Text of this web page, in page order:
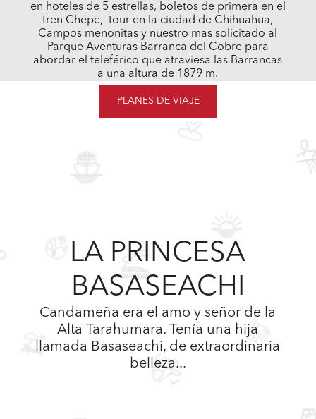
en hoteles de 5 estrellas, boletos de primera en el
tren Chepe, tour en la ciudad de Chihuahua,
Campos menonitas y nuestro mas solicitado al
Parque Aventuras Barranca del Cobre para
abordar el teleférico que atraviesa las Barrancas
a una altura de 1879 m.
PLANES DE VIAJE
LA PRINCESA
BASASEACHI
Candameña era el amo y señor de la
Alta Tarahumara. Tenía una hija
llamada Basaseachi, de extraordinaria
belleza...